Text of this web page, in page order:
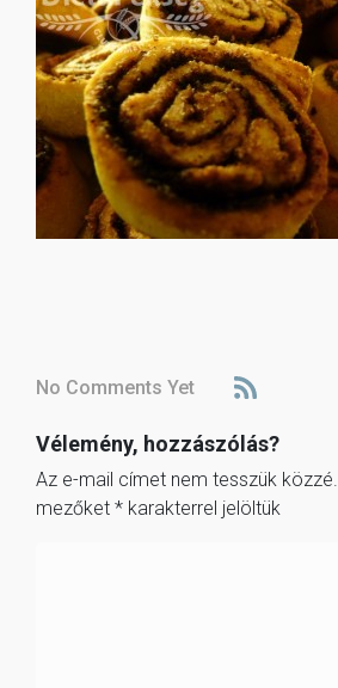
No Comments Yet
Vélemény, hozzászólás?
Az e-mail címet nem tesszük közzé.
mezőket * karakterrel jelöltük